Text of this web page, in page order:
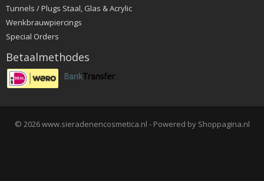
Tunnels / Plugs Staal, Glas & Acrylic
Wenkbrauwpiercings
Special Orders
Betaalmethodes
© 2026 www.sieradenencosmetica.nl - Powered by Shoppagina.nl